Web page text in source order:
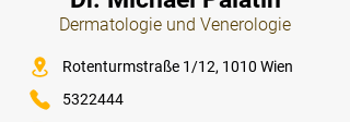
Dermatologie und Venerologie
Rotenturmstraße 1/12, 1010 Wien
5322444